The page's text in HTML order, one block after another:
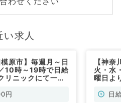
求人
模原市】毎週月～日
10時～19時で日給
ニックにて一般
円
【神
火・水
曜日よ
駅よ日